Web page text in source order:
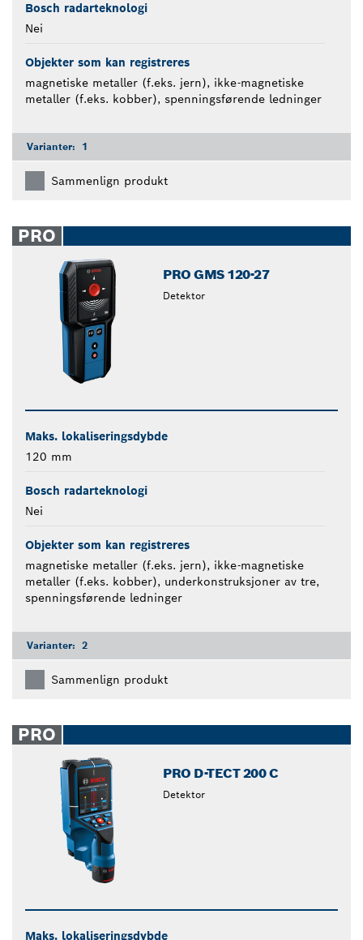
Bosch radarteknologi
Nei
Objekter som kan registreres
magnetiske metaller (f.eks. jern), ikke-magnetiske
metaller (f.eks. kobber), spenningsførende ledninger
Varianter: 1
Sammenlign produkt
PRO
PRO GMS 120-27
Detektor
Maks. lokaliseringsdybde
120 mm
Bosch radarteknologi
Nei
Objekter som kan registreres
magnetiske metaller (f.eks. jern), ikke-magnetiske
metaller (f.eks. kobber), underkonstruksjoner av tre,
spenningsførende ledninger
Varianter: 2
Sammenlign produkt
PRO
PRO D-TECT 200 C
Detektor
Maks. lokaliseringsdybde